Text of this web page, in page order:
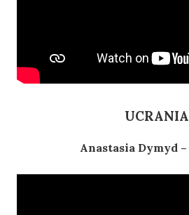
UCRANIA
Anastasia Dymyd –